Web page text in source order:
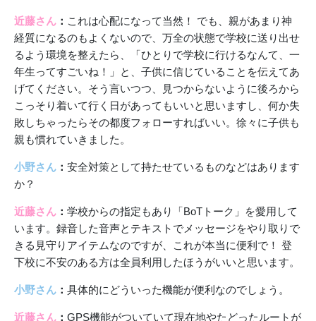
近藤さん ： これは心配になって当然！ でも、親があまり神
経質になるのもよくないので、万全の状態で学校に送り出せ
るよう環境を整えたら、「ひとりで学校に行けるなんて、一
年生ってすごいね！」と、子供に信じていることを伝えてあ
げてください。そう言いつつ、見つからないように後ろから
こっそり着いて行く日があってもいいと思いますし、何か失
敗しちゃったらその都度フォローすればいい。徐々に子供も
親も慣れていきました。
小野さん ： 安全対策として持たせているものなどはあります
か？
近藤さん ： 学校からの指定もあり「BoTトーク」を愛用して
います。録音した音声とテキストでメッセージをやり取りで
きる見守りアイテムなのですが、これが本当に便利で！ 登
下校に不安のある方は全員利用したほうがいいと思います。
小野さん ： 具体的にどういった機能が便利なのでしょう。
近藤さん ： GPS機能がついていて現在地やたどったルートが